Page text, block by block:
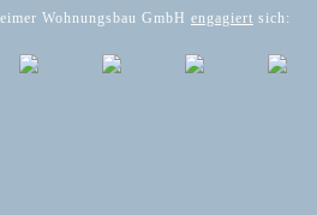
Wohnungsbau GmbH engagiert sich: